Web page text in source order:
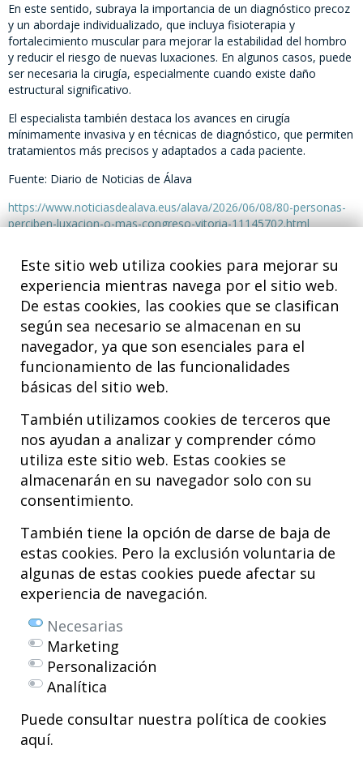
Este sitio web utiliza cookies para mejorar su
experiencia mientras navega por el sitio web.
De estas cookies, las cookies que se clasifican
según sea necesario se almacenan en su
navegador, ya que son esenciales para el
funcionamiento de las funcionalidades
básicas del sitio web.
También utilizamos cookies de terceros que
nos ayudan a analizar y comprender cómo
utiliza este sitio web. Estas cookies se
almacenarán en su navegador solo con su
consentimiento.
También tiene la opción de darse de baja de
estas cookies. Pero la exclusión voluntaria de
algunas de estas cookies puede afectar su
experiencia de navegación.
Necesarias
Marketing
Personalización
Analítica
Puede consultar nuestra política de cookies
aquí.
En este sentido, subraya la importancia de un diagnóstico precoz
y un abordaje individualizado, que incluya fisioterapia y
fortalecimiento muscular para mejorar la estabilidad del hombro
y reducir el riesgo de nuevas luxaciones. En algunos casos, puede
ser necesaria la cirugía, especialmente cuando existe daño
estructural significativo.
El especialista también destaca los avances en cirugía
mínimamente invasiva y en técnicas de diagnóstico, que permiten
tratamientos más precisos y adaptados a cada paciente.
Fuente: Diario de Noticias de Álava
https://www.noticiasdealava.eus/alava/2026/06/08/80-personas-
perciben-luxacion-o-mas-congreso-vitoria-11145702.html
Hospital MiKS Ospitalea
C/ Duque de Wellington, 33
01010 - Vitoria-Gasteiz
Tel. +34 945 252 077
pacientes@hospitalmiks.com
El Hospital MiKS es un centro innovador dedicado a la
de patologías del
sistema musculoesquelético
pediátrica como adulta, que combina servicios médicos avanzados con
investigación, formación y divulgación en
Licenciado en Medicina y Cirugía.
Copyright © 2026